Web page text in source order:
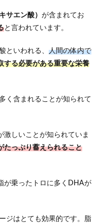
サエン酸） が含まれてお
と言われています。
といわれる、 人間の体内で
する必要がある重要な栄養
く含まれることが知られて
激しいことが知られていま
たっぷり蓄えられること
が乗ったトロに多くDHAが
ジはとても効果的です。脂